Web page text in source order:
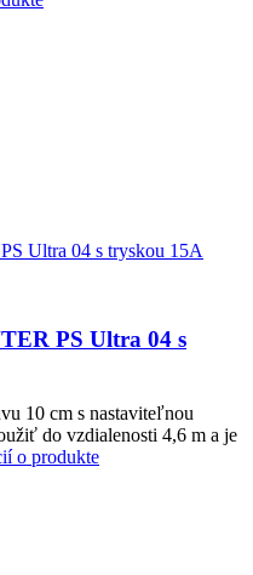
PS Ultra 04 s
10 cm s nastaviteľnou
do vzdialenosti 4,6 m a je
o produkte